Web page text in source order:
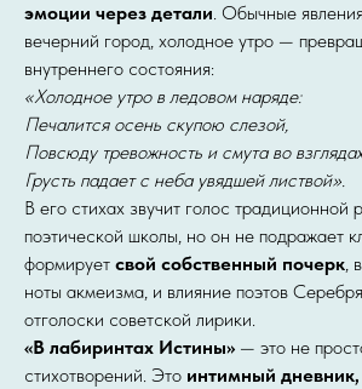
эмоции через детали. Обычные
вечерний город, холодное утро —
внутреннего состояния:
«Холодное утро в ледовом наряде:
Печалится осень скупою слезой,
Повсюду тревожность и смута во
Грусть падает с неба увядшей листвой».
В его стихах звучит голос традиционной
поэтической школы, но он не подражает
формирует свой собственный почерк,
ноты акмеизма, и влияние поэтов
отголоски советской лирики.
«В лабиринтах Истины» — это не
стихотворений. Это интимный